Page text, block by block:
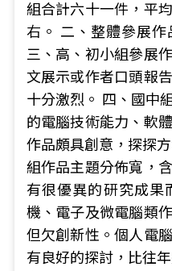
組合計六十一件，平
右。 二、整體參展作
三、高、初小組參展
文展示或作者口頭報
十分激烈。 四、國中
的電腦技術能力、軟
作品頗具創意，探探
組作品主題分佈寬，
有很優異的研究成果
機、電子及微電腦類
但欠創新性。個人電
有良好的探討，比往